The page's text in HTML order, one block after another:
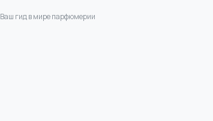
Ваш гид в мире парфюмерии